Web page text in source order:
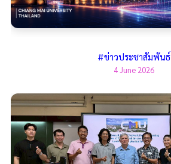
#ข่าวประชาสัมพันธ์
4 June 2026